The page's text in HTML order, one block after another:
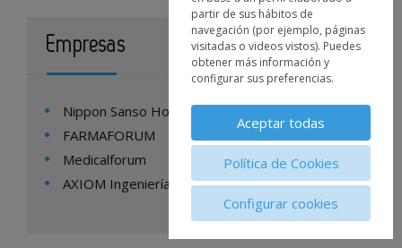
Empresas
Nippon Sanso Homecare España
FARMAFORUM
Medicalforum
AXIOM Ingeniería
partir de sus hábitos de
navegación (por ejemplo, páginas
visitadas o videos vistos). Puedes
obtener más información y
configurar sus preferencias.
Aceptar todas
Política de Cookies
Configurar cookies